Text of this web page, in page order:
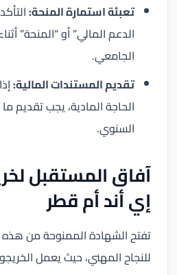
تعبئة استمارة المنحة:
الدعم المالي” أو “المنحة”
الجامعي.
تقديم المستندات المالية:
الحاجة المادية، يجب تقديم
السنوي.
آفاق المستقبل
إي أند أم قطر
تفتح الشهادة الممنوحة من هذه
للنجاح المهني، حيث يعمل